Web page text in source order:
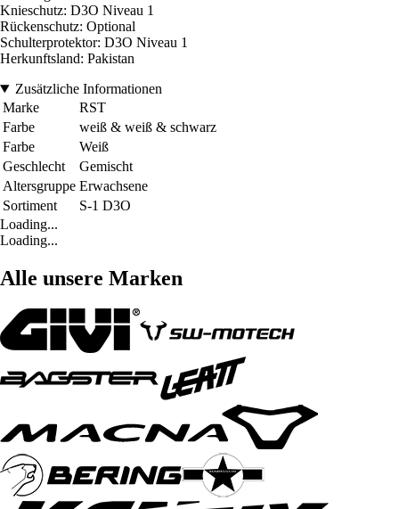
Knieschutz: D3O Niveau 1
Rückenschutz: Optional
Schulterprotektor: D3O Niveau 1
Herkunftsland: Pakistan
Zusätzliche Informationen
Marke
RST
Farbe
weiß & weiß & schwarz
Farbe
Weiß
Geschlecht
Gemischt
Altersgruppe Erwachsene
Sortiment
S-1 D3O
Loading...
Loading...
Alle unsere Marken